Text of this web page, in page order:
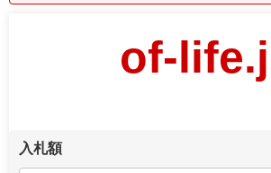
of-
入札額